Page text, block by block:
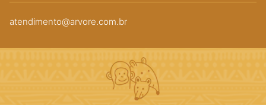
atendimento@arvore.com.br